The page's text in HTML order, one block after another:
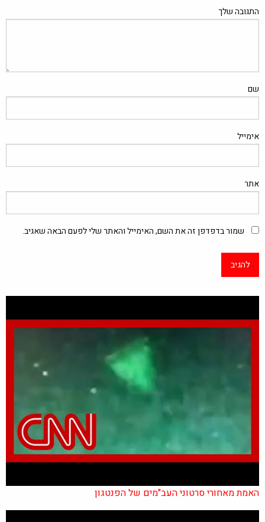
התגובה שלך
שם
אימייל
אתר
שמור בדפדפן זה את השם, האימייל והאתר שלי לפעם הבאה שאגיב.
האמת מאחורי סרטוני העב"מים של הפנטגון